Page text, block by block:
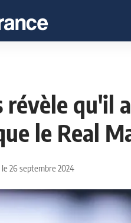
révèle qu'il
le Real
le 26 septembre 2024